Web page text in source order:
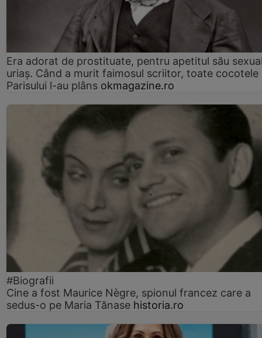
Era adorat de prostituate, pentru apetitul său
uriaș. Când a murit faimosul scriitor, toate cocotele
Parisului l-au plâns okmagazine.ro
#Biografii
Cine a fost Maurice Nègre, spionul francez care a
sedus-o pe Maria Tănase historia.ro